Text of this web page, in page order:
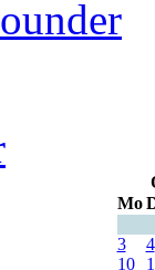
Mo
3
4
10